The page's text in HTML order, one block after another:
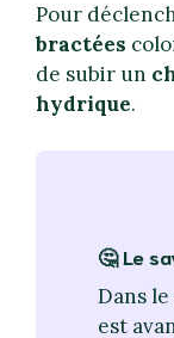
Pour
bractées
de subir un
hydrique.
🤔 Le
Dans
est